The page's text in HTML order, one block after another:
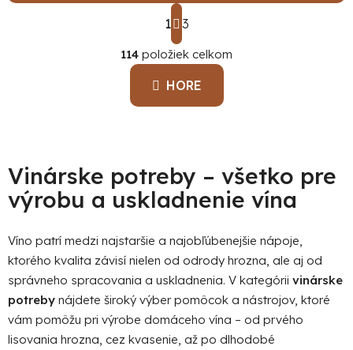
O
v
l
á
d
e
p
v
k
y
v
ý
p
i
S
t
r
á
n
k
e
1 3
114 položiek celkom
HORE
Vinárske potreby – všetko pre
výrobu a uskladnenie vína
Víno patrí medzi najstaršie a najobľúbenejšie nápoje,
ktorého kvalita závisí nielen od odrody hrozna, ale aj od
správneho spracovania a uskladnenia. V kategórii vinárske
potreby nájdete široký výber pomôcok a nástrojov, ktoré
vám pomôžu pri výrobe domáceho vína – od prvého
lisovania hrozna, cez kvasenie, až po dlhodobé